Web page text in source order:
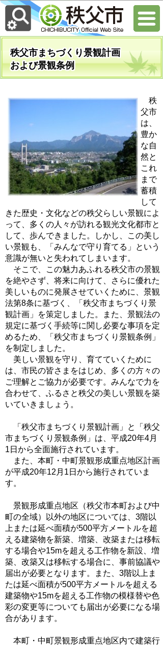
秩父市まちづくり景観計画
および景観条例
秩
父市
は、
豊か
な自
然と
これ
まで
蓄積
して
きた歴史・文化などの秩父らしい景観によ
って、多くの人々が訪れる観光文化都市と
して、歩んできました。しかし、この美し
い景観も、「みんなで守り育てる」という
意識が無いと失われてしまいます。
そこで、この魅力あふれる秩父市の景観
を絶やさず、将来に向けて、さらに優れた
美しいものに発展させていくために、景観
法第8条に基づく、「秩父市まちづくり景
観計画」を策定しました。また、景観法の
規定に基づく手続等に関し必要な事項を定
めるため、「秩父市まちづくり景観条例」
を制定しました。
美しい景観を守り、育てていくために
は、市民の皆さまをはじめ、多くの方々の
ご理解とご協力が必要です。みんなで力を
合わせて、ふるさと秩父の美しい景観を築
いていきましょう。
「秩父市まちづくり景観計画」と「秩父
市まちづくり景観条例」は、平成20年4月
1日から全面施行されています。
また、本町・中町景観形成重点地区計画
が平成20年12月1日から施行されていま
す。
景観形成重点地区（秩父市本町および中
町の全域）以外の地区については、3階以
上または延べ面積が500平方メートルを超
える建築物を新築、増築、改築または移転
する場合や15mを超える工作物を新設、増
築、改築又は移転する場合に、事前協議や
届出が必要となります。また、3階以上ま
たは延べ面積が500平方メートルを超える
建築物や15mを超える工作物の模様替や色
彩の変更等についても届出が必要になる場
合があります。
本町・中町景観形成重点地区内で建築行